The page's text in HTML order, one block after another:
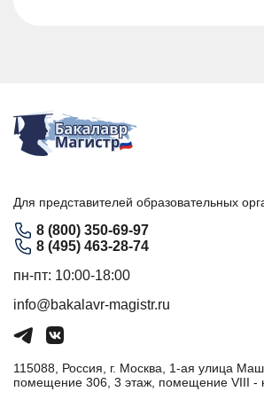
Для представителей образовательных
8 (800) 350-69-97
8 (495) 463-28-74
пн-пт: 10:00-18:00
info@bakalavr-magistr.ru
115088, Россия, г. Москва, 1-ая улица
помещение 306, 3 этаж, помещение VIII -